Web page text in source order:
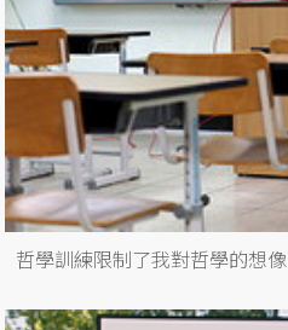
哲學訓練限制了我對哲學的想像